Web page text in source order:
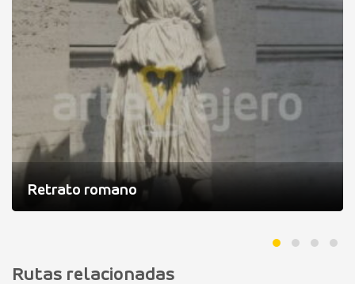
Retrato romano
Rutas relacionadas